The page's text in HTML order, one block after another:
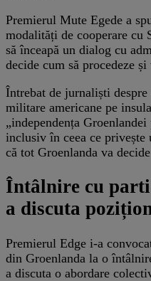
Premierul Mute Egede a
modalități de cooperare cu
să înceapă un dialog cu
decide cum să procedeze
Întrebat de jurnaliști
militare americane pe
„independența
inclusiv în ceea ce
că tot Groenlanda va
Întâlnire cu
a discuta
Premierul Edge i-a
din Groenlanda la o
a discuta o abordare